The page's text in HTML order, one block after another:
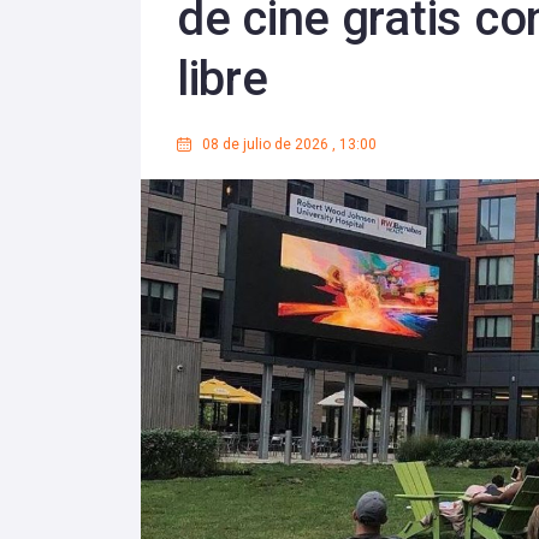
de cine gratis
libre
08 de julio de 2026 , 13:00